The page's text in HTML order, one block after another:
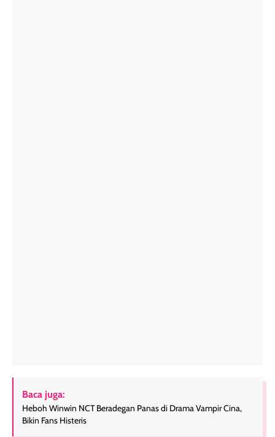
Baca juga:
Heboh Winwin NCT Beradegan Panas di Drama Vampir Cina,
Bikin Fans Histeris